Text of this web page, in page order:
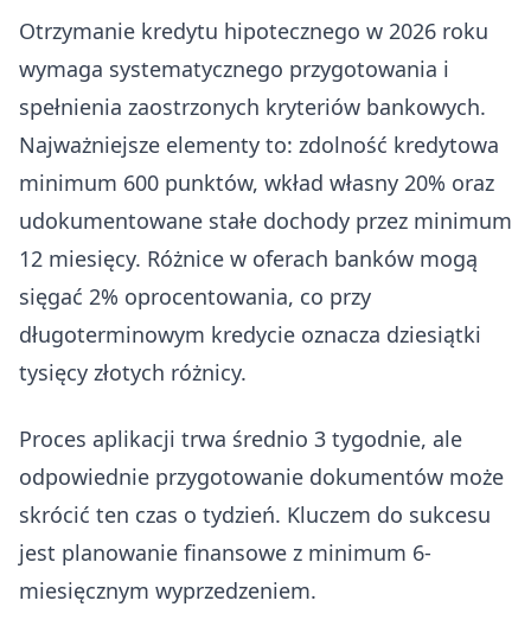
Otrzymanie kredytu hipotecznego w 2026 roku
wymaga systematycznego przygotowania i
spełnienia zaostrzonych kryteriów bankowych.
Najważniejsze elementy to: zdolność kredytowa
minimum 600 punktów, wkład własny 20% oraz
udokumentowane stałe dochody przez minimum
12 miesięcy. Różnice w oferach banków mogą
sięgać 2% oprocentowania, co przy
długoterminowym kredycie oznacza dziesiątki
tysięcy złotych różnicy.
Proces aplikacji trwa średnio 3 tygodnie, ale
odpowiednie przygotowanie dokumentów może
skrócić ten czas o tydzień. Kluczem do sukcesu
jest planowanie finansowe z minimum 6-
miesięcznym wyprzedzeniem.